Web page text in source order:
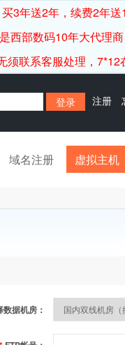
3年送2年，续费2年
西部数码10年大代理
须联系客服处理，
注册
域名注册 虚拟主机
数据机房：